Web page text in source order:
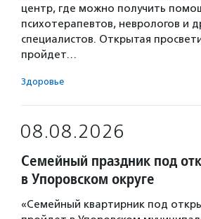
центр, где можно получить
психотерапевтов, неврологов и
специалистов. Открытая
пройдет…
Здоровье
08.08.2026
Семейный праздник под
в Упоровском округе
«Семейный квартирник под